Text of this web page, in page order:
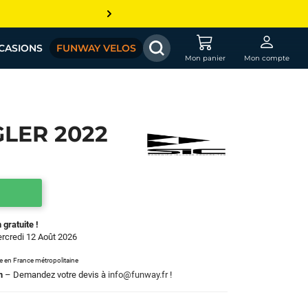
FUNWAY VELOS
Mon panier Mon compte
2022
gratuite !
12 Août 2026
en France métropolitaine
– Demandez votre devis à info@funway.fr!